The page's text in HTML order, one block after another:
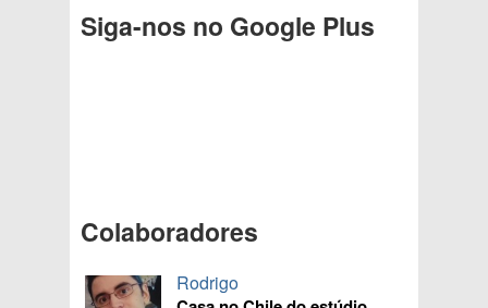
Siga-nos no Google Plus
Colaboradores
Rodrigo